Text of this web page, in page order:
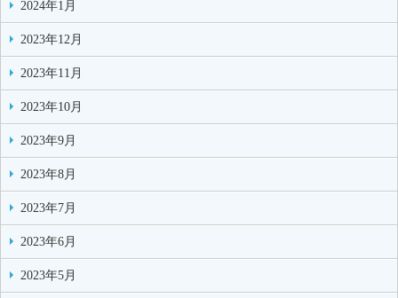
2024年1月
2023年12月
2023年11月
2023年10月
2023年9月
2023年8月
2023年7月
2023年6月
2023年5月